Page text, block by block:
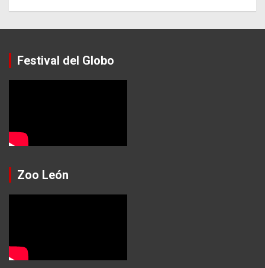
Festival del Globo
Zoo León